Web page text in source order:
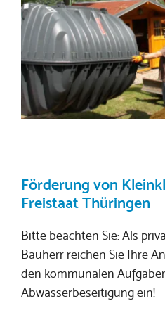
Förderung von
Freistaat Thüringen
Bitte beachten Sie: Als
Bauherr reichen Sie Ihre
den kommunalen
Abwasserbeseitigung ein!